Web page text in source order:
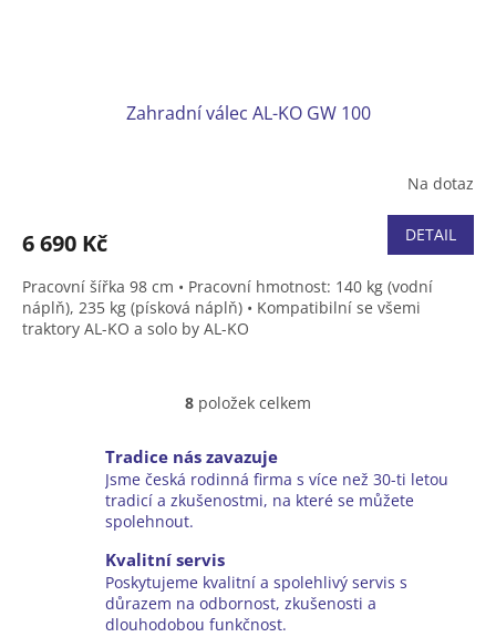
Zahradní válec AL-KO GW 100
Na dotaz
6 690 Kč DETAIL
Pracovní šířka 98 cm • Pracovní hmotnost: 140 kg (vodní
náplň), 235 kg (písková náplň) • Kompatibilní se všemi
traktory AL-KO a solo by AL-KO
O
l
á
d
p
r
v
8 položek celkem
Tradice nás zavazuje
Jsme česká rodinná firma s více než 30-ti letou
tradicí a zkušenostmi, na které se můžete
spolehnout.
Kvalitní servis
Poskytujeme kvalitní a spolehlivý servis s
důrazem na odbornost, zkušenosti a
dlouhodobou funkčnost.